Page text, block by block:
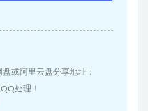
或阿里云盘分享地址；
处理！